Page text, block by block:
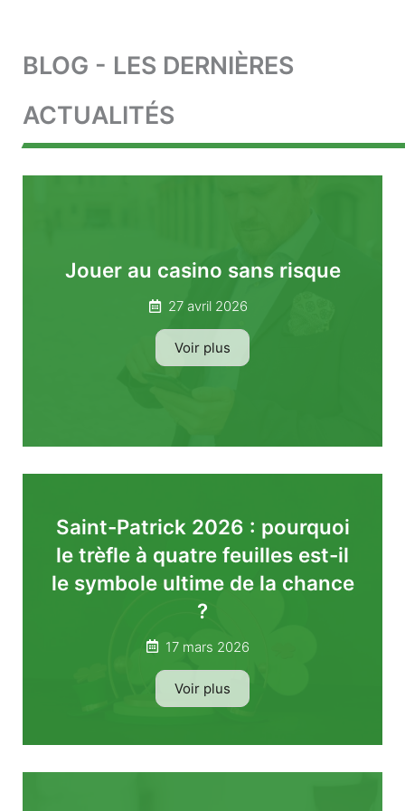
BLOG - LES DERNIÈRES
ACTUALITÉS
Jouer au casino sans risque
27 avril 2026
Voir plus
Saint-Patrick 2026 : pourquoi
le trèfle à quatre feuilles est-il
le symbole ultime de la chance
?
17 mars 2026
Voir plus